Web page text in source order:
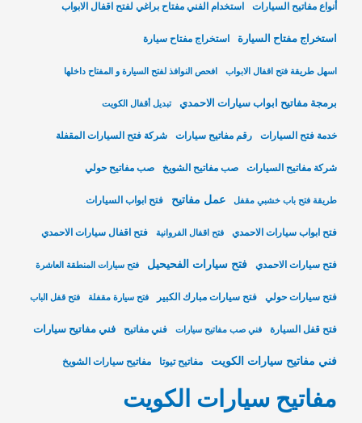
أنواع مفاتيح السيارات استخدام الفني مفتاح براغي لفتح اقفال الابواب
استخراج مفتاح السيارة استخراج مفتاح سيارة
اسهل طريقة فتح اقفال الابواب افحص النوافذ لفتح السيارة و المفتاح داخلها
برمجة مفاتيح ابواب سيارات الاحمدي تبديل أقفال الكويت
خدمة فتح السيارات رقم مفاتيح سيارات شركة فتح السيارات المقفلة
شركة مفاتيح السيارات صب مفاتيح الشويخ صب مفاتيح حولي
طريقة فتح باب خشبي مقفل عمل مفاتيح فتح ابواب السيارات
فتح ابواب سيارات الاحمدي فتح اقفال الفروانية فتح اقفال سيارات الاحمدي
فتح سيارات الاحمدي فتح سيارات الفحيحيل فتح سيارات المنطقة العاشرة
فتح سيارات حولي فتح سيارات مبارك الكبير فتح سيارة مقفلة فتح قفل الباب
فتح قفل السيارة فني صب مفاتيح سيارات فني مفاتيح فني مفاتيح سيارات
فني مفاتيح سيارات الكويت مفاتيح تيوتا مفاتيح سيارات الشويخ
مفاتيح سيارات الكويت